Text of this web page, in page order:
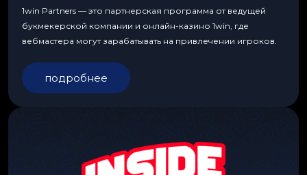
1win Partners — это партнерская программа от ведущей
букмекерской компании и онлайн-казино 1win, где
вебмастера могут зарабатывать на привлечении игроков.
подробнее